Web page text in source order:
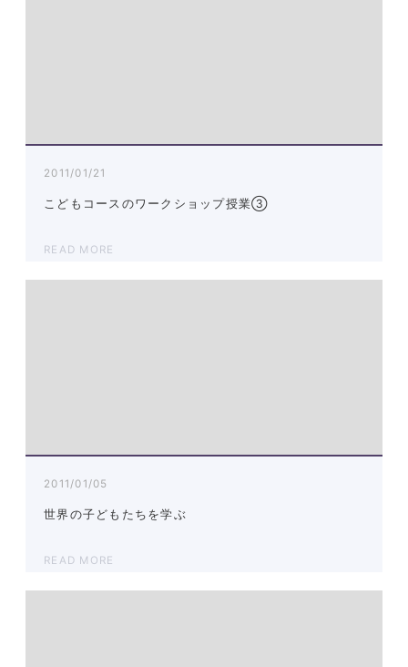
2011/01/21
こどもコースのワークショップ授業③
READ MORE
2011/01/05
世界の子どもたちを学ぶ
READ MORE